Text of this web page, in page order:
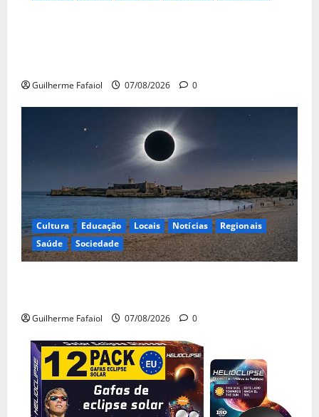
Guilherme Fafaiol 07/08/2026 0
Cultura Educação Locais Notícias
Regionais
Saúde
Sociedade
Guilherme Fafaiol 07/08/2026 0